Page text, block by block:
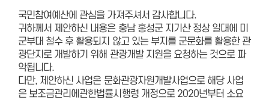
국민참여예산에 관심을 가져주셔서 감사합니다.
귀하께서 제안하신 내용은 충남 홍성군 지기산 정상 일대에 미
군부대 철수 후 활용되지 않고 있는 부지를 군문화를 활용한 관
광단지로 개발하기 위해 관광개발 지원을 요청하는 것으로 파
악됩니다.
다만, 제안하신 사업은 문화관광자원개발사업으로 해당 사업
은 보조금관리에관한법률시행령 개정으로 2020년부터 소요